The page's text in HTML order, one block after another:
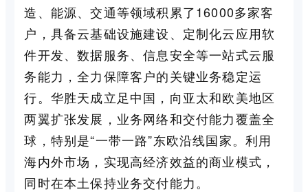
造、能源、交通等领域积累了16000多家客
户，具备云基础设施建设、定制化云应用软
件开发、数据服务、信息安全等一站式云服
务能力，全力保障客户的关键业务稳定运
行。华胜天成立足中国，向亚太和欧美地区
两翼扩张发展，业务网络和交付能力覆盖全
球，特别是“一带一路”东欧沿线国家。利用
海内外市场，实现高经济效益的商业模式，
同时在本土保持业务交付能力。